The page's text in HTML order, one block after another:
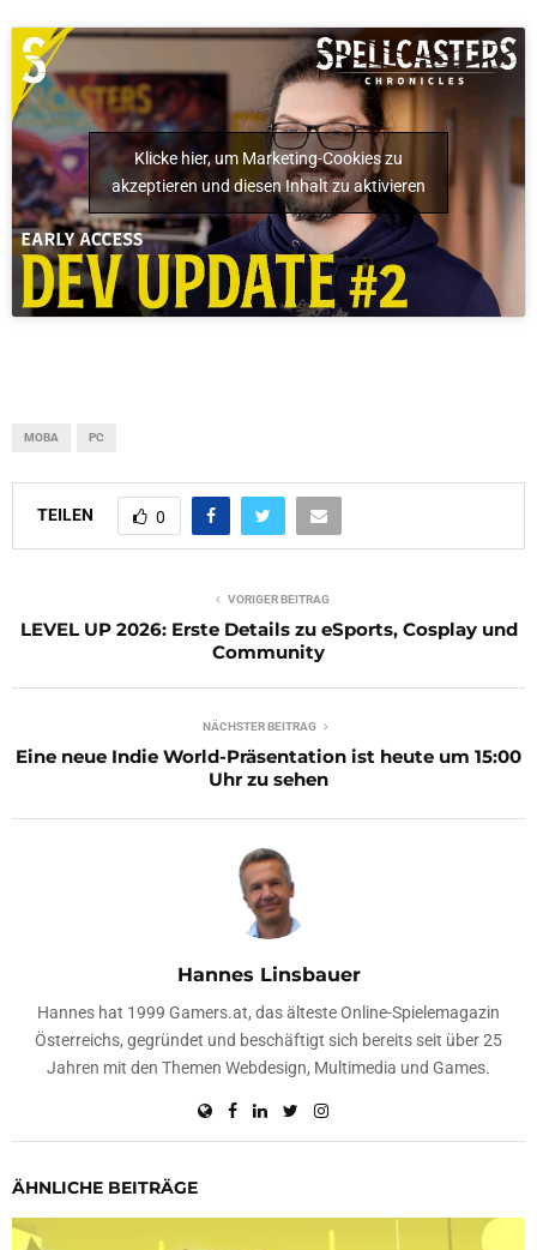
Klicke hier, um Marketing-Cookies zu
akzeptieren und diesen Inhalt zu aktivieren
MOBA PC
TEILEN 0
VORIGER BEITRAG
LEVEL UP 2026: Erste Details zu eSports, Cosplay und
Community
NÄCHSTER BEITRAG
Eine neue Indie World-Präsentation ist heute um 15:00
Uhr zu sehen
Hannes Linsbauer
Hannes hat 1999 Gamers.at, das älteste Online-Spielemagazin
Österreichs, gegründet und beschäftigt sich bereits seit über 25
Jahren mit den Themen Webdesign, Multimedia und Games.
ÄHNLICHE BEITRÄGE